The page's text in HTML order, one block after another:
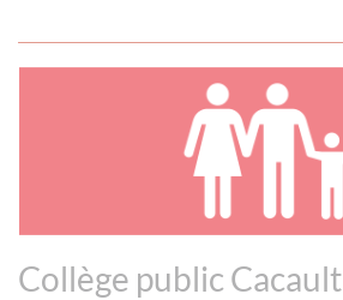
Collège public Cacault